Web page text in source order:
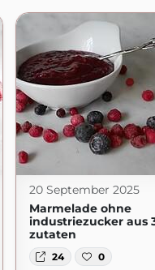
20 September 2025
Marmelade ohne
industriezucker aus
zutaten
24 0